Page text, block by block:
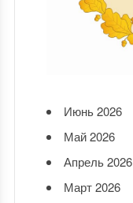
Июнь 2026
Май 2026
Апрель 2026
Март 2026